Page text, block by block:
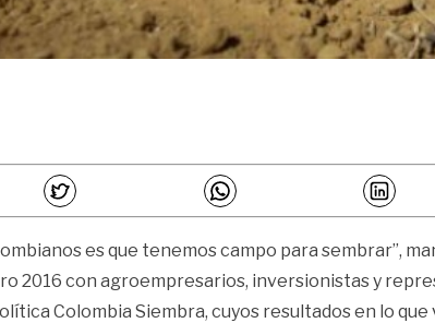
es que tenemos campo para sembrar”,
2016 con agroempresarios, inversionistas y
Colombia Siembra, cuyos resultados en lo